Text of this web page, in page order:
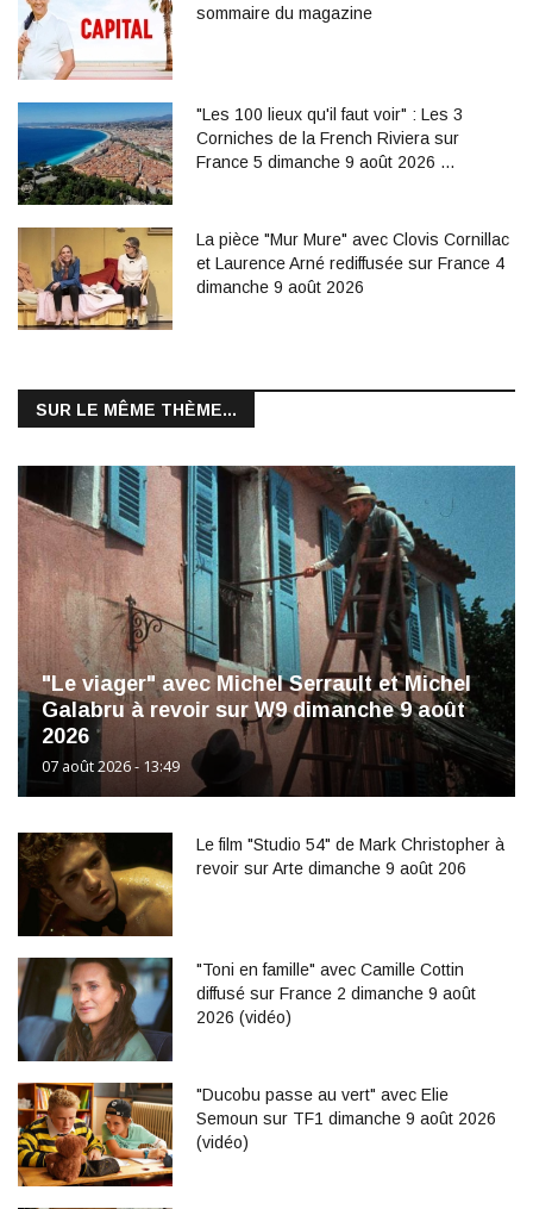
sommaire du magazine
"Les 100 lieux qu'il faut voir" : Les 3
Corniches de la French Riviera sur
France 5 dimanche 9 août 2026 …
La pièce "Mur Mure" avec Clovis Cornillac
et Laurence Arné rediffusée sur France 4
dimanche 9 août 2026
SUR LE MÊME THÈME...
"Le viager" avec Michel Serrault et Michel
Galabru à revoir sur W9 dimanche 9 août
2026
07 août 2026 - 13:49
Le film "Studio 54" de Mark Christopher à
revoir sur Arte dimanche 9 août 206
"Toni en famille" avec Camille Cottin
diffusé sur France 2 dimanche 9 août
2026 (vidéo)
"Ducobu passe au vert" avec Elie
Semoun sur TF1 dimanche 9 août 2026
(vidéo)